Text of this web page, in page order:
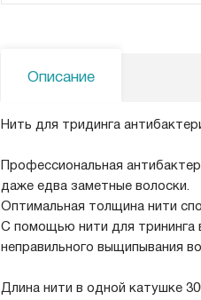
Описание
Нить для тридинга
Профессиональная
даже едва заметные волоски.
Оптимальная толщина нити
С помощью нити для трининга
неправильного выщипывания
Длина нити в одной катушке